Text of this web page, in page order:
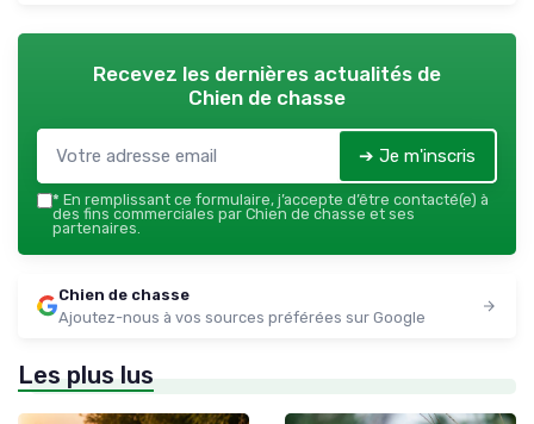
Recevez les dernières actualités de
Chien de chasse
➔ Je m'inscris
* En remplissant ce formulaire, j’accepte d’être contacté(e) à
des fins commerciales par Chien de chasse et ses
partenaires.
Chien de chasse
Ajoutez-nous à vos sources préférées sur Google
Les plus lus